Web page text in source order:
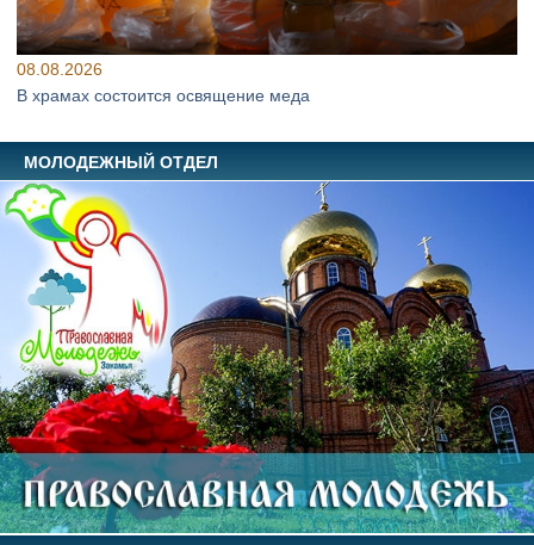
08.08.2026
В храмах состоится освящение меда
МОЛОДЕЖНЫЙ ОТДЕЛ